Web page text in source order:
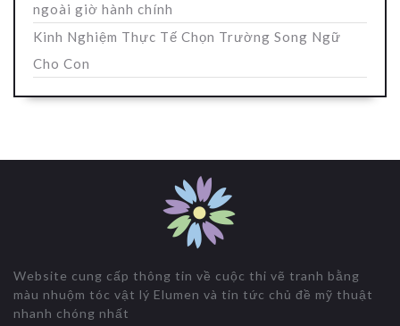
ngoài giờ hành chính
Kinh Nghiệm Thực Tế Chọn Trường Song Ngữ
Cho Con
Website cung cấp thông tin về cuộc thi vẽ tranh bằng
màu nhuộm tóc vật lý Elumen và tin tức chủ đề mỹ thuật
nhanh chóng nhất